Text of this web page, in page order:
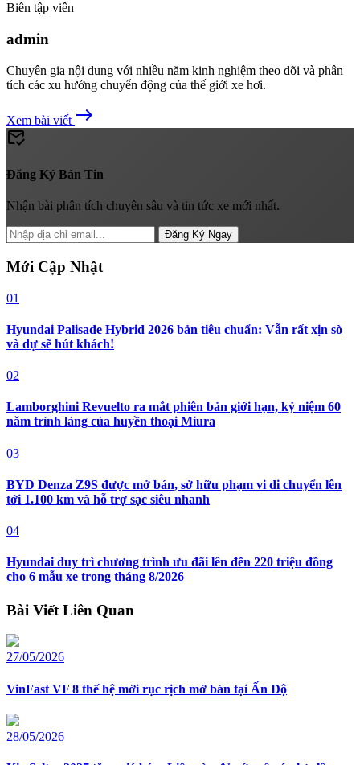
Biên tập viên
admin
Chuyên gia nội dung với nhiều năm kinh nghiệm theo dõi và phân
tích các xu hướng chuyển động của thế giới xe hơi.
Xem bài viết east
mark_email_read
Đăng Ký Bản Tin
Nhận bài phân tích chuyên sâu và tin tức xe mới nhất.
Đăng Ký Ngay
Mới Cập Nhật
01
Hyundai Palisade Hybrid 2026 bản tiêu chuẩn: Vẫn rất xịn sò
và dự sẽ hút khách!
02
Lamborghini Revuelto ra mắt phiên bản giới hạn, kỷ niệm 60
năm trình làng của huyền thoại Miura
03
BYD Denza Z9S được mở bán, sở hữu phạm vi di chuyển lên
tới 1.100 km và hỗ trợ sạc siêu nhanh
04
Hyundai duy trì chương trình ưu đãi lên đến 220 triệu đồng
cho 6 mẫu xe trong tháng 8/2026
Bài Viết Liên Quan
27/05/2026
VinFast VF 8 thế hệ mới rục rịch mở bán tại Ấn Độ
28/05/2026